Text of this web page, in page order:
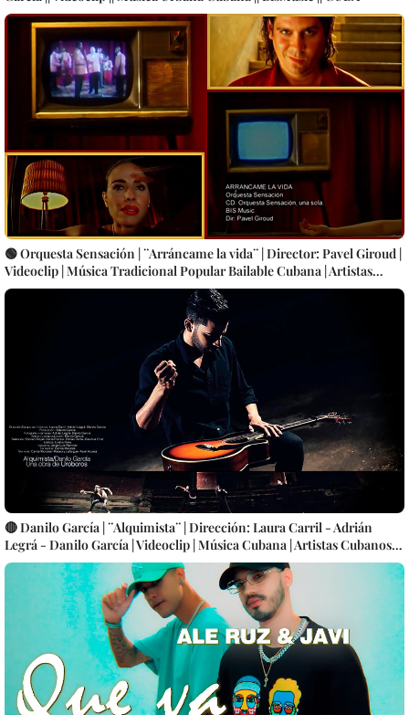
🟢 Orquesta Sensación | ¨Arráncame la vida¨ | Director: Pavel Giroud |
Videoclip | Música Tradicional Popular Bailable Cubana | Artistas
Cubanos | Canción | CUBA
🔴 Danilo García | ¨Alquimista¨ | Dirección: Laura Carril - Adrián
Legrá - Danilo García | Videoclip | Música Cubana | Artistas Cubanos |
Instrumental | CUBA